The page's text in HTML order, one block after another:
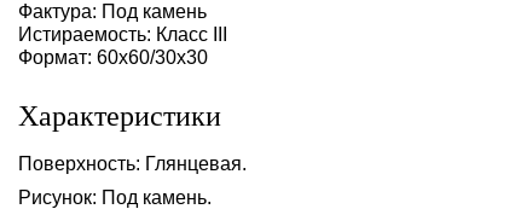
Фактура: Под камень
Истираемость: Класс III
Формат: 60х60/30х30
Характеристики
Поверхность: Глянцевая.
Рисунок: Под камень.